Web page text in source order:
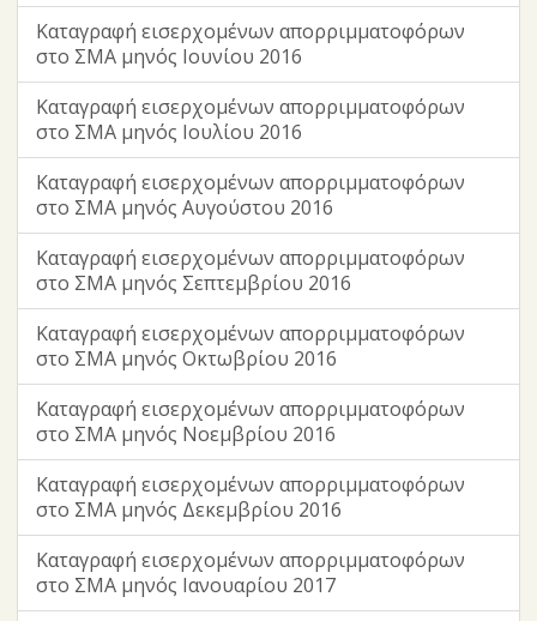
Καταγραφή εισερχομένων απορριμματοφόρων
στο ΣΜΑ μηνός Ιουνίου 2016
Καταγραφή εισερχομένων απορριμματοφόρων
στο ΣΜΑ μηνός Ιουλίου 2016
Καταγραφή εισερχομένων απορριμματοφόρων
στο ΣΜΑ μηνός Αυγούστου 2016
Καταγραφή εισερχομένων απορριμματοφόρων
στο ΣΜΑ μηνός Σεπτεμβρίου 2016
Καταγραφή εισερχομένων απορριμματοφόρων
στο ΣΜΑ μηνός Οκτωβρίου 2016
Καταγραφή εισερχομένων απορριμματοφόρων
στο ΣΜΑ μηνός Νοεμβρίου 2016
Καταγραφή εισερχομένων απορριμματοφόρων
στο ΣΜΑ μηνός Δεκεμβρίου 2016
Καταγραφή εισερχομένων απορριμματοφόρων
στο ΣΜΑ μηνός Ιανουαρίου 2017